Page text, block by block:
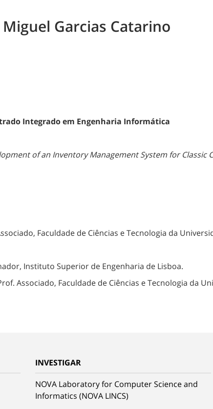
Garcias Catarino
Integrado em Engenharia Informática
of an Inventory Management System for Classic
Faculdade de Ciências e Tecnologia da
Instituto Superior de Engenharia de Lisboa.
Associado, Faculdade de Ciências e Tecnologia da
INVESTIGAR
NOVA Laboratory for Computer Science and
Informatics (NOVA LINCS)